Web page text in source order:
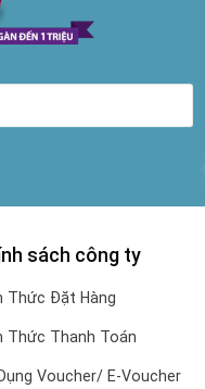
sách công ty
Thức Đặt Hàng
Thức Thanh Toán
Voucher/ E-Voucher